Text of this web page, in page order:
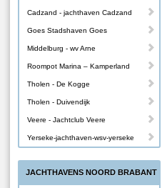
Cadzand - jachthaven Cadzand
Goes Stadshaven Goes
Middelburg - wv Arne
Roompot Marina – Kamperland
Tholen - De Kogge
Tholen - Duivendijk
Veere - Jachtclub Veere
Yerseke-jachthaven-wsv-yerseke
JACHTHAVENS NOORD BRABANT